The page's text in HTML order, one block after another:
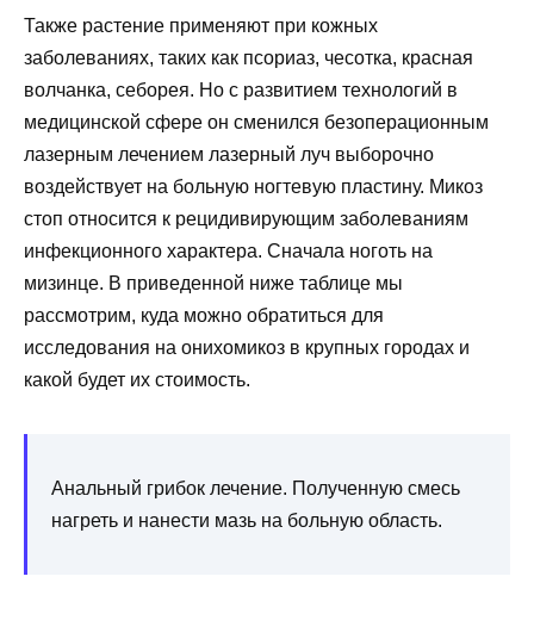
Также растение применяют при кожных
заболеваниях, таких как псориаз, чесотка, красная
волчанка, себорея. Но с развитием технологий в
медицинской сфере он сменился безоперационным
лазерным лечением лазерный луч выборочно
воздействует на больную ногтевую пластину. Микоз
стоп относится к рецидивирующим заболеваниям
инфекционного характера. Сначала ноготь на
мизинце. В приведенной ниже таблице мы
рассмотрим, куда можно обратиться для
исследования на онихомикоз в крупных городах и
какой будет их стоимость.
Анальный грибок лечение. Полученную смесь
нагреть и нанести мазь на больную область.